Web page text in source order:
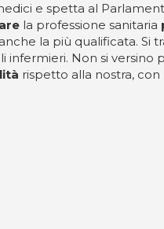
e spetta al
la professione sanitaria
la più qualificata. Si
infermieri. Non si versino
rispetto alla nostra, con